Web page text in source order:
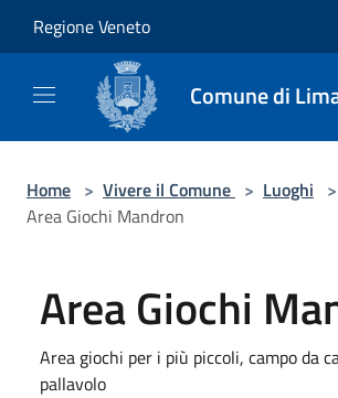
Regione Veneto
Comune di
Home > Vivere il Comune > Luoghi >
Area Giochi Mandron
Area Giochi
Area giochi per i più piccoli, campo da
pallavolo